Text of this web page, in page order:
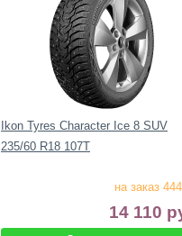
Ikon Tyres Character Ice 8 SUV
235/60 R18 107T
на заказ
14 110